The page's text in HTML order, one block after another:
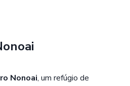
Nonoai, um refúgio de